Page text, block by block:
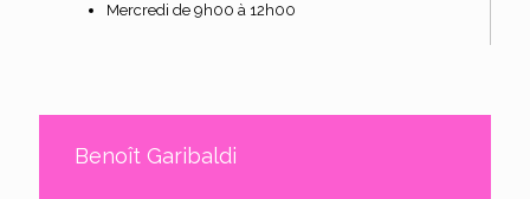
Mercredi de 9h00 à 12h00
Benoît Garibaldi